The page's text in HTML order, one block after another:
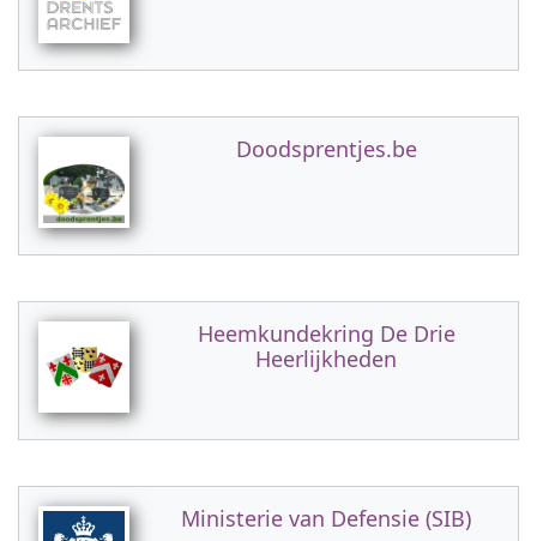
Doodsprentjes.be
Heemkundekring De Drie
Heerlijkheden
Ministerie van Defensie (SIB)